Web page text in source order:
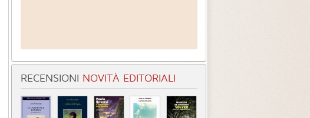
RECENSIONI NOVITÀ EDITORIALI